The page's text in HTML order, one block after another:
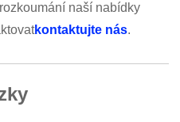
naší nabídky
kontaktujte nás.